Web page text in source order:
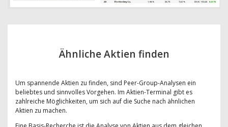
Ähnliche Aktien finden
Um spannende Aktien zu finden, sind Peer-Group-Analysen ein
beliebtes und sinnvolles Vorgehen. Im Aktien-Terminal gibt es
zahlreiche Möglichkeiten, um sich auf die Suche nach ähnlichen
Aktien zu machen.